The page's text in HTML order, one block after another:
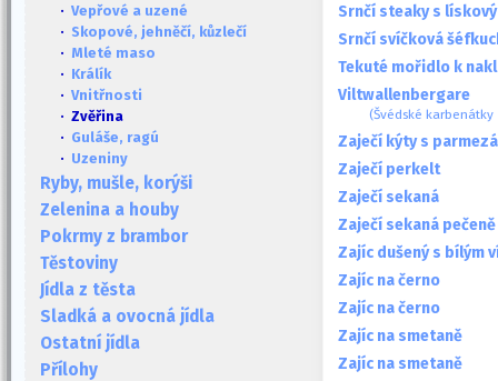
· Vepřové a uzené
· Skopové, jehněčí, kůzlečí
· Mleté maso
· Králík
· Vnitřnosti
· Zvěřina
· Guláše, ragú
· Uzeniny
Ryby, mušle, korýši
Zelenina a houby
Pokrmy z brambor
Těstoviny
Jídla z těsta
Sladká a ovocná jídla
Ostatní jídla
Přílohy
Srnčí steaky s
Srnčí svíčková
Tekuté mořidlo k
Viltwallenbergare
(Švédské
Zaječí kýty s
Zaječí perkelt
Zaječí sekaná
Zaječí sekaná pečeně
Zajíc dušený s bílým
Zajíc na černo
Zajíc na černo
Zajíc na smetaně
Zajíc na smetaně